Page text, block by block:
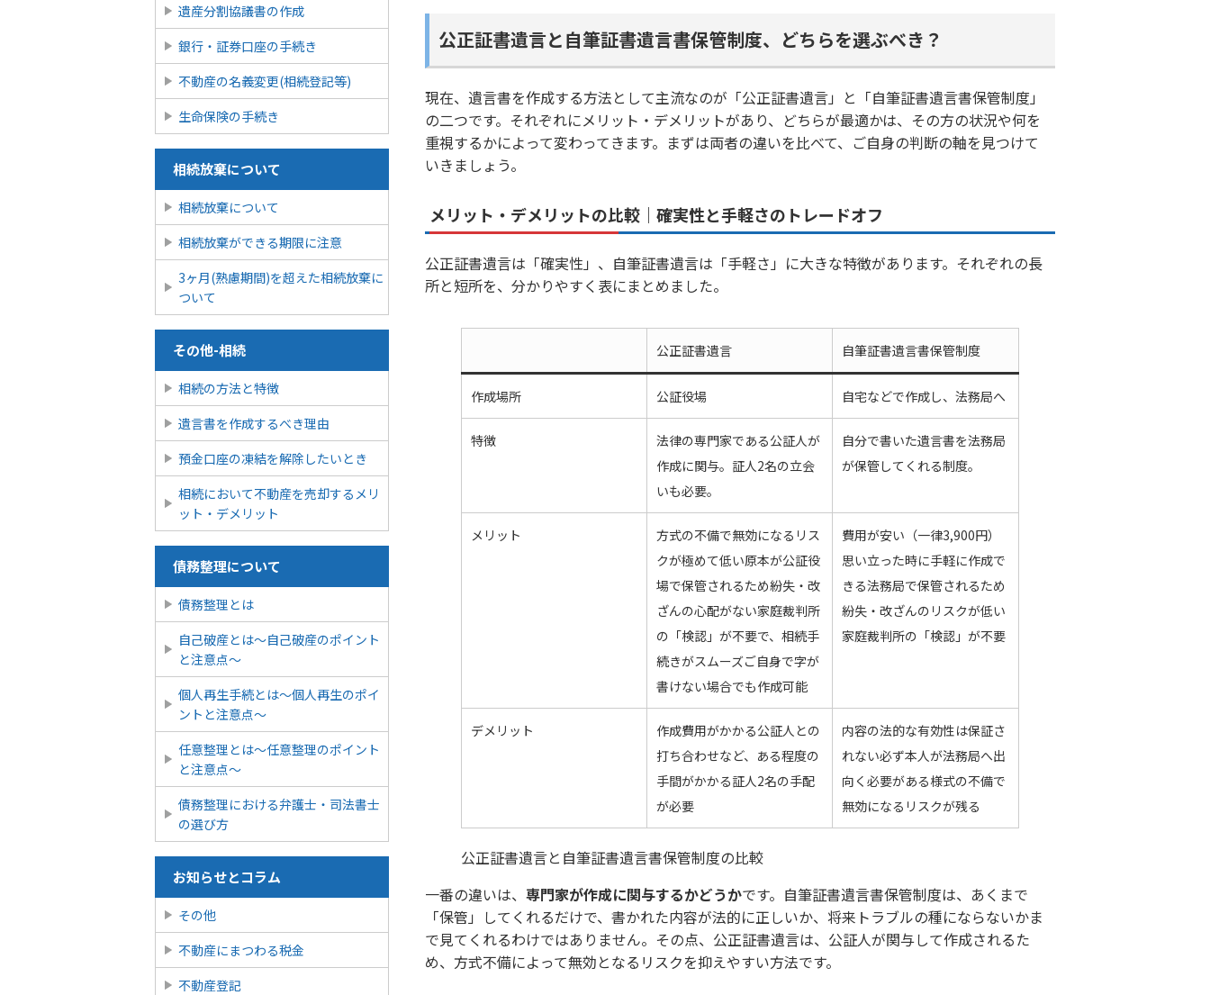
公正証書遺言と自筆証書遺言書保管制度、どちらを選ぶべき？
現在、遺言書を作成する方法として主流なのが「公正証書遺言」と「自筆証書遺言書保管制度」
の二つです。それぞれにメリット・デメリットがあり、どちらが最適かは、その方の状況や何を
重視するかによって変わってきます。まずは両者の違いを比べて、ご自身の判断の軸を見つけて
いきましょう。
メリット・デメリットの比較｜確実性と手軽さのトレードオフ
公正証書遺言は「確実性」、自筆証書遺言は「手軽さ」に大きな特徴があります。それぞれの長
所と短所を、分かりやすく表にまとめました。
公正証書遺言 自筆証書遺言書保管制度
作成場所 公証役場 自宅などで作成し、法務局へ
特徴
法律の専門家である公証人が
作成に関与。証人2名の立会
いも必要。
自分で書いた遺言書を法務局
が保管してくれる制度。
メリット
方式の不備で無効になるリス
クが極めて低い原本が公証役
場で保管されるため紛失・改
ざんの心配がない家庭裁判所
の「検認」が不要で、相続手
続きがスムーズご自身で字が
書けない場合でも作成可能
費用が安い（一律3,900円）
思い立った時に手軽に作成で
きる法務局で保管されるため
紛失・改ざんのリスクが低い
家庭裁判所の「検認」が不要
デメリット
作成費用がかかる公証人との
打ち合わせなど、ある程度の
手間がかかる証人2名の手配
が必要
内容の法的な有効性は保証さ
れない必ず本人が法務局へ出
向く必要がある様式の不備で
無効になるリスクが残る
公正証書遺言と自筆証書遺言書保管制度の比較
一番の違いは、 専門家が作成に関与するかどうかです。自筆証書遺言書保管制度は、あくまで
「保管」してくれるだけで、書かれた内容が法的に正しいか、将来トラブルの種にならないかま
で見てくれるわけではありません。その点、公正証書遺言は、公証人が関与して作成されるた
め、方式不備によって無効となるリスクを抑えやすい方法です。
遺産分割協議書の作成
銀行・証券口座の手続き
不動産の名義変更(相続登記等)
生命保険の手続き
相続放棄について
相続放棄について
相続放棄ができる期限に注意
3ヶ月(熟慮期間)を超えた相続放棄に
ついて
その他-相続
相続の方法と特徴
遺言書を作成するべき理由
預金口座の凍結を解除したいとき
相続において不動産を売却するメリ
ット・デメリット
債務整理について
債務整理とは
自己破産とは〜自己破産のポイント
と注意点〜
個人再生手続とは～個人再生のポイ
ントと注意点～
任意整理とは〜任意整理のポイント
と注意点〜
債務整理における弁護士・司法書士
の選び方
お知らせとコラム
その他
不動産にまつわる税金
不動産登記